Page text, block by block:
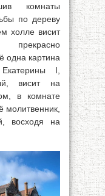
комнаты
по дереву
холле висит
картина
I,
висит на
в комнате
восходя на